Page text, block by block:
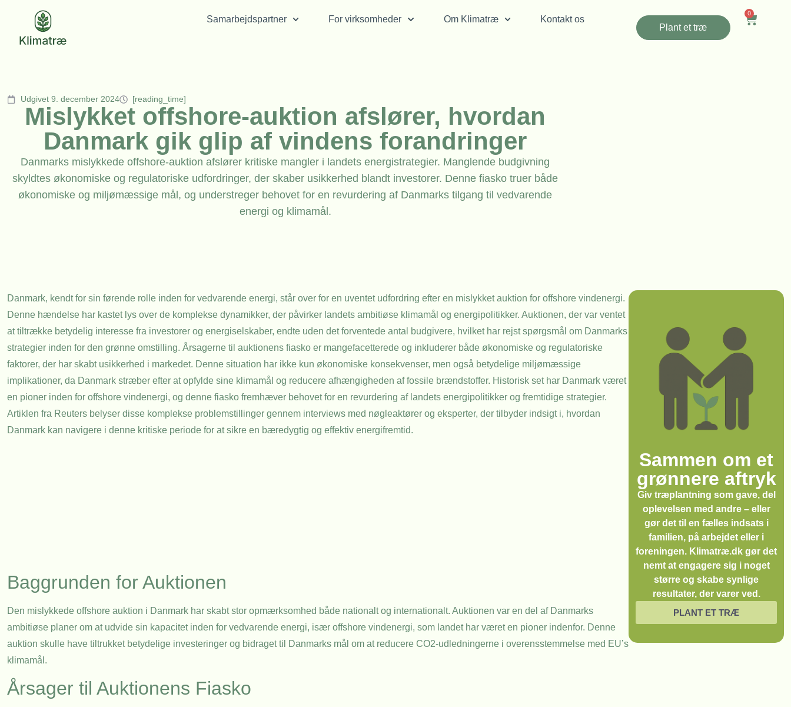
Samarbejdspartner For virksomheder Om Klimatræ
Kontakt os
Plant et træ
0
Udgivet 9. december 2024 [reading_time]
Mislykket offshore-auktion afslører, hvordan
Danmark gik glip af vindens forandringer
Danmarks mislykkede offshore-auktion afslører kritiske mangler i landets energistrategier. Manglende budgivning
skyldtes økonomiske og regulatoriske udfordringer, der skaber usikkerhed blandt investorer. Denne fiasko truer både
økonomiske og miljømæssige mål, og understreger behovet for en revurdering af Danmarks tilgang til vedvarende
energi og klimamål.
Danmark, kendt for sin førende rolle inden for vedvarende energi, står over for en uventet udfordring efter en mislykket auktion for offshore vindenergi.
Denne hændelse har kastet lys over de komplekse dynamikker, der påvirker landets ambitiøse klimamål og energipolitikker. Auktionen, der var ventet
at tiltrække betydelig interesse fra investorer og energiselskaber, endte uden det forventede antal budgivere, hvilket har rejst spørgsmål om Danmarks
strategier inden for den grønne omstilling. Årsagerne til auktionens fiasko er mangefacetterede og inkluderer både økonomiske og regulatoriske
faktorer, der har skabt usikkerhed i markedet. Denne situation har ikke kun økonomiske konsekvenser, men også betydelige miljømæssige
implikationer, da Danmark stræber efter at opfylde sine klimamål og reducere afhængigheden af fossile brændstoffer. Historisk set har Danmark været
en pioner inden for offshore vindenergi, og denne fiasko fremhæver behovet for en revurdering af landets energipolitikker og fremtidige strategier.
Artiklen fra Reuters belyser disse komplekse problemstillinger gennem interviews med nøgleaktører og eksperter, der tilbyder indsigt i, hvordan
Danmark kan navigere i denne kritiske periode for at sikre en bæredygtig og effektiv energifremtid.
Baggrunden for Auktionen
Den mislykkede offshore auktion i Danmark har skabt stor opmærksomhed både nationalt og internationalt. Auktionen var en del af Danmarks
ambitiøse planer om at udvide sin kapacitet inden for vedvarende energi, især offshore vindenergi, som landet har været en pioner indenfor. Denne
auktion skulle have tiltrukket betydelige investeringer og bidraget til Danmarks mål om at reducere CO2-udledningerne i overensstemmelse med EU’s
klimamål.
Årsager til Auktionens Fiasko
Sammen om et
grønnere aftryk
Giv træplantning som gave, del
oplevelsen med andre – eller
gør det til en fælles indsats i
familien, på arbejdet eller i
foreningen. Klimatræ.dk gør det
nemt at engagere sig i noget
større og skabe synlige
resultater, der varer ved.
PLANT ET TRÆ